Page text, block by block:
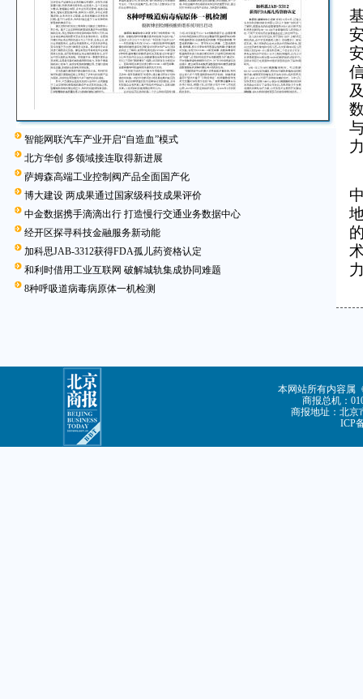
智能网联汽车产业开启“自造血”模式
北方华创 多领域接连取得新进展
萨姆森高端工业控制阀产品全面国产化
博大建设 两成果通过国家级科技成果评价
中金数据携手滴滴出行 打造慢行交通业务数据中心
经开区探寻科技金融服务新动能
加科思JAB-3312获得FDA孤儿药资格认定
和利时借用工业互联网 破解城轨集成协同难题
8种呼吸道病毒病原体一机检测
本网站所有内容属
商报总机：
商报地址：北京
ICP